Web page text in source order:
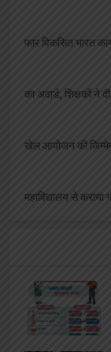
फार विकसित भारत
का अवार्ड, शिक्षकों ने
खेल आयोजन की
महाविद्यालय से कराया